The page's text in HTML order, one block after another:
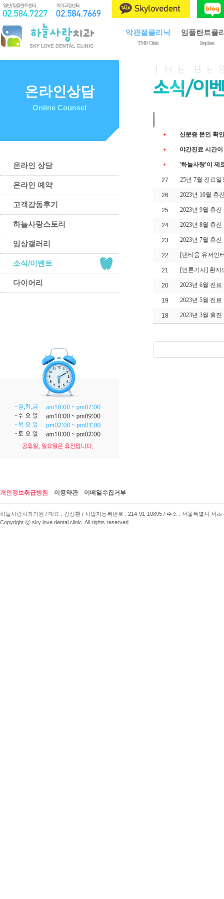
악관절클리닉
TMD Clinic
임플란트클
Implant
제1회 구강내과전문의
예방 및 자가관리법
임플란트란?
임플란트 시술
골이식
온라인상담
Online Counsel
온라인 상담
온라인 예약
고객감동후기
하늘사랑스토리
임상갤러리
소식/이벤트
다이어리
+ 신분증 본인 확
+ 야간진료 시간
+ '하늘사랑'이 제
27 25년 7월 진료
26 2023년 10월 휴
25 2023년 9월 휴
24 2023년 8월 휴
23 2023년 7월 휴
22 [덴티움 유저인
21 [언론기사] 환자
20 2023년 6월 진
19 2023년 5월 진
18 2023년 3월 휴
개인정보취급방침 이용약관 이메일수집거부
하늘사랑치과의원 / 대표 : 김성환 / 사업자등록번호 : 214-91-10895 / 주소 : 서울특별시 서
Copyright ⓒ sky love dental clinic. All rights reserved.